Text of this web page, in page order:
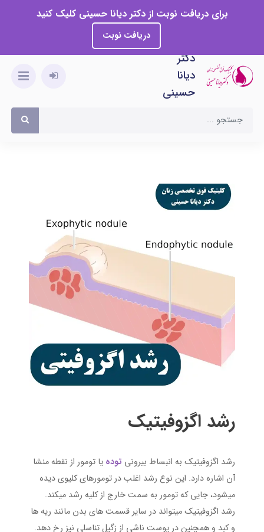
برای دریافت نوبت از دکتر دیانا حسینی کلیک کنید
دریافت نوبت
دکتر
دیانا
حسینی
رشد اگزوفیتیک
رشد اگزوفیتیک به انبساط بیرونی توده یا تومور از نقطه منشا
آن اشاره دارد. این نوع رشد اغلب در تومورهای کلیوی دیده
میشود، جایی که تومور به سمت خارج از کلیه رشد میکند.
رشد اگزوفیتیک میتواند در سایر قسمت های بدن مانند ریه ها
و کبد و همچنین در پوست ناشی از زگیل تناسلی نیز رخ دهد.